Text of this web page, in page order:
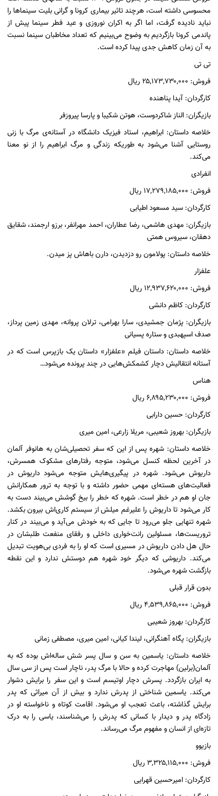
محسوسی داشته است، هرچند تاثیر بیماری کرونا و گرانی بلیت سینماها را
نباید نادیده گرفت، اما اگر به اکران نوروزی و عید فطر سینما پیش از
پاندمی کرونا بازگردیم به وضوح می‌بینیم که تعداد مخاطبان سینما نسبت
به آن زمان کاهش جدی پیدا کرده است.
تی تی
فروش: ۲۵,۱۷۳,۷۳۰,۰۰۰ ریال
کارگردان: آیدا پناهنده
بازیگران: الناز شاکردوست، هوتن شکیبا و پارسا پیروزفر
خلاصه داستان: ابراهیم، استاد فیزیک دانشگاه در آستانه‌ی مرگ با زنی
روستایی آشنا می‌شود به طوریکه زندگی و مرگ ابراهیم را از نو معنا
می‌کند.
انفرادی
فروش: ۱۷,۲۷۹,۱۸۵,۰۰۰ ریال
کارگردان: سید مسعود اطیابی
بازیگران: مهدی هاشمی، رضا عطاران، احمد مهرانفر، برزو ارجمند، شقایق
دهقان، سیروس همتی
خلاصه داستان: پولامون رو دزديدن، دارن باهاش پز ميدن.
علفزار
فروش: ۱۲,۹۳۷,۶۲۰,۰۰۰ ریال
کارگردان: کاظم دانشی
بازیگران: پژمان جمشیدی، سارا بهرامی، ترلان پروانه، مهدی زمین پرداز،
صدف اسپهبدی و ستاره پسیانی
خلاصه داستان: داستان فیلم «علفزار» داستان یک بازپرس است که در
آستانه انتقالیش دچار کشمکش‌هایی در چند پرونده می‌شود…
هناس
فروش: ۶,۸۹۵,۲۳۰,۰۰۰ ریال
کارگردان: حسین دارابی
بازیگران: بهروز شعیبی، مریلا زارعی، امین میری
خلاصه داستان: شهره پس از این که سفر تحصیلی‌شان به هانوفر آلمان
در آخرین لحظه کنسل می‌شود، متوجه رفتارهای مشکوک همسرش،
داریوش می‌شود. شهره در پیگیری‌هایش متوجه می‌شود داریوش در
فعالیت‌های هسته‌ای مهمی حضور داشته و با توجه به ترور همکارانش
جان او هم در خطر است. شهره که خطر را بیخ گوشش می‌بیند دست به
کار می‌شود تا داریوش را علیرغم میلش از سیستم کاری‌اش بیرون بکشد.
شهره تنهایی جلو می‌رود تا جایی که به خودش می‌آید و می‌بیند در کنار
تروریست‌ها، مسئولین رانت‌خواری داخلی و رفقای منفعت طلبشان در
حال هل دادن داریوش در مسیری است که او را به فردی بی‌هویت تبدیل
می‌کند. داریوشی که دیگر خود شهره هم دوستش ندارد و این نقطه
بازگشت شهره می‌شود.
بدون قرار قبلی
فروش: ۴,۵۳۹,۸۶۵,۰۰۰ ریال
کارگردان: بهروز شعیبی
بازیگران: پگاه آهنگرانی، لیندا کیانی، امین میری، مصطفی زمانی
خلاصه داستان: یاسمین به سن و سال پسر شش ساله‌اش بوده که به
آلمان(برلین) مهاجرت کرده و حالا با مرگ پدر، ناچار است پس از سی سال
به ایران بازگردد. پسرش دچار اوتیسم است و این سفر را برایش دشوار
می‌کند. یاسمین شناختی از پدرش ندارد و بیش از آن میراثی که پدر
برایش گذاشته، باعث تعجب او می‌شود. اقامت کوتاه و ناخواسته او در
زادگاه پدر و دیدار با کسانی که پدرش را می‌شناسند، یاسی را به درک
تازه‌ای از انسان و مفهوم مرگ می‌رساند.
بازیوو
فروش: ۳,۳۲۵,۱۱۵,۰۰۰ ریال
کارگردان: امیرحسین قهرایی